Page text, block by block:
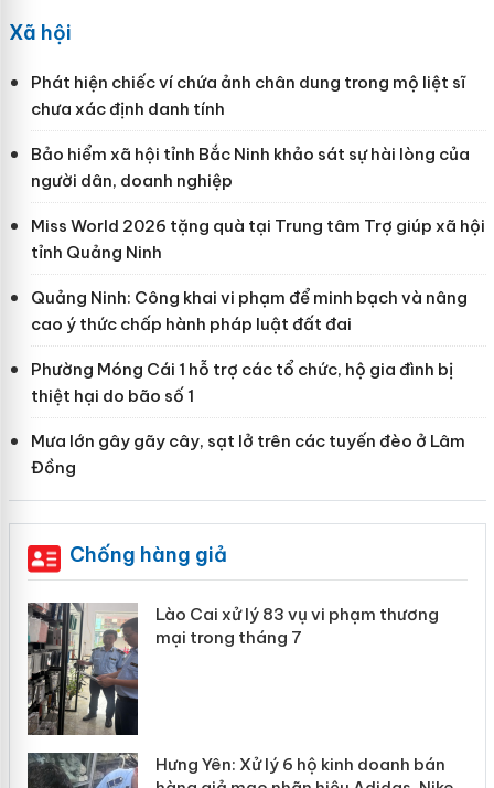
Xã hội
Phát hiện chiếc ví chứa ảnh chân dung trong mộ liệt sĩ
chưa xác định danh tính
Bảo hiểm xã hội tỉnh Bắc Ninh khảo sát sự hài lòng của
người dân, doanh nghiệp
Miss World 2026 tặng quà tại Trung tâm Trợ giúp xã hội
tỉnh Quảng Ninh
Quảng Ninh: Công khai vi phạm để minh bạch và nâng
cao ý thức chấp hành pháp luật đất đai
Phường Móng Cái 1 hỗ trợ các tổ chức, hộ gia đình bị
thiệt hại do bão số 1
Mưa lớn gây gãy cây, sạt lở trên các tuyến đèo ở Lâm
Đồng
Chống hàng giả
Lào Cai xử lý 83 vụ vi phạm thương
mại trong tháng 7
Hưng Yên: Xử lý 6 hộ kinh doanh bán